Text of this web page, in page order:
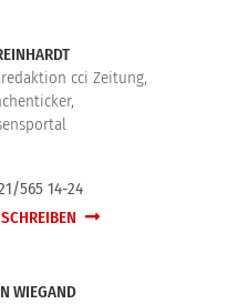
cci Zeitung,
565 14-24
WIEGAND